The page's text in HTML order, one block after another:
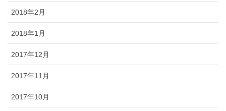
2018年2月
2018年1月
2017年12月
2017年11月
2017年10月